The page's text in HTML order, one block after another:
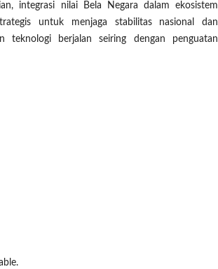
integrasi nilai Bela Negara dalam ekosistem
untuk menjaga stabilitas nasional dan
teknologi berjalan seiring dengan penguatan